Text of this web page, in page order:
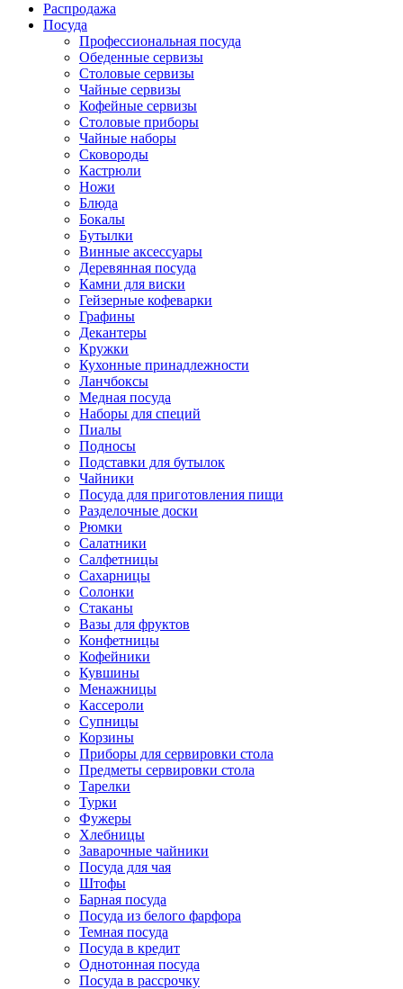
Распродажа
Посуда
Профессиональная посуда
Обеденные сервизы
Столовые сервизы
Чайные сервизы
Кофейные сервизы
Столовые приборы
Чайные наборы
Сковороды
Кастрюли
Ножи
Блюда
Бокалы
Бутылки
Винные аксессуары
Деревянная посуда
Камни для виски
Гейзерные кофеварки
Графины
Декантеры
Кружки
Кухонные принадлежности
Ланчбоксы
Медная посуда
Наборы для специй
Пиалы
Подносы
Подставки для бутылок
Чайники
Посуда для приготовления пищи
Разделочные доски
Рюмки
Салатники
Салфетницы
Сахарницы
Солонки
Стаканы
Вазы для фруктов
Конфетницы
Кофейники
Кувшины
Менажницы
Кассероли
Супницы
Корзины
Приборы для сервировки стола
Предметы сервировки стола
Тарелки
Турки
Фужеры
Хлебницы
Заварочные чайники
Посуда для чая
Штофы
Барная посуда
Посуда из белого фарфора
Темная посуда
Посуда в кредит
Однотонная посуда
Посуда в рассрочку